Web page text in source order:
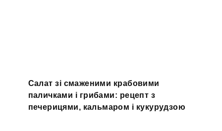
Салат зі смаженими крабовими
паличками і грибами: рецепт з
печерицями, кальмаром і кукурудзою